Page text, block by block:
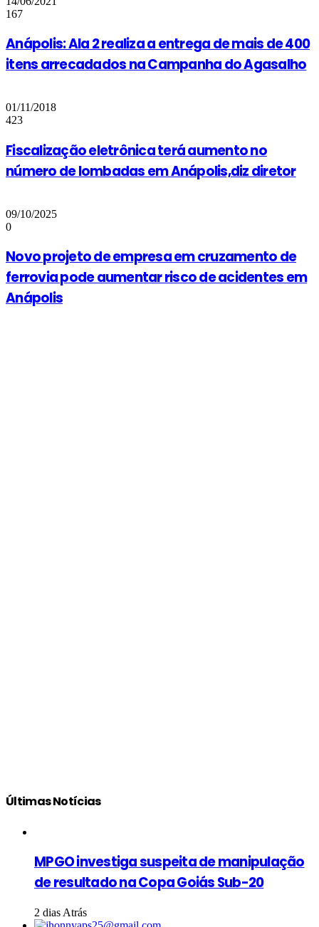
167
Anápolis: Ala 2 realiza a entrega de mais de 400
itens arrecadados na Campanha do Agasalho
01/11/2018
423
Fiscalização eletrônica terá aumento no
número de lombadas em Anápolis,diz diretor
09/10/2025
0
Novo projeto de empresa em cruzamento de
ferrovia pode aumentar risco de acidentes em
Anápolis
Últimas Notícias
MPGO investiga suspeita de manipulação
de resultado na Copa Goiás Sub-20
2 dias Atrás